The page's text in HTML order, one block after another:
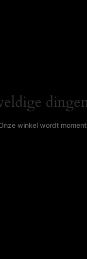
winkel wordt